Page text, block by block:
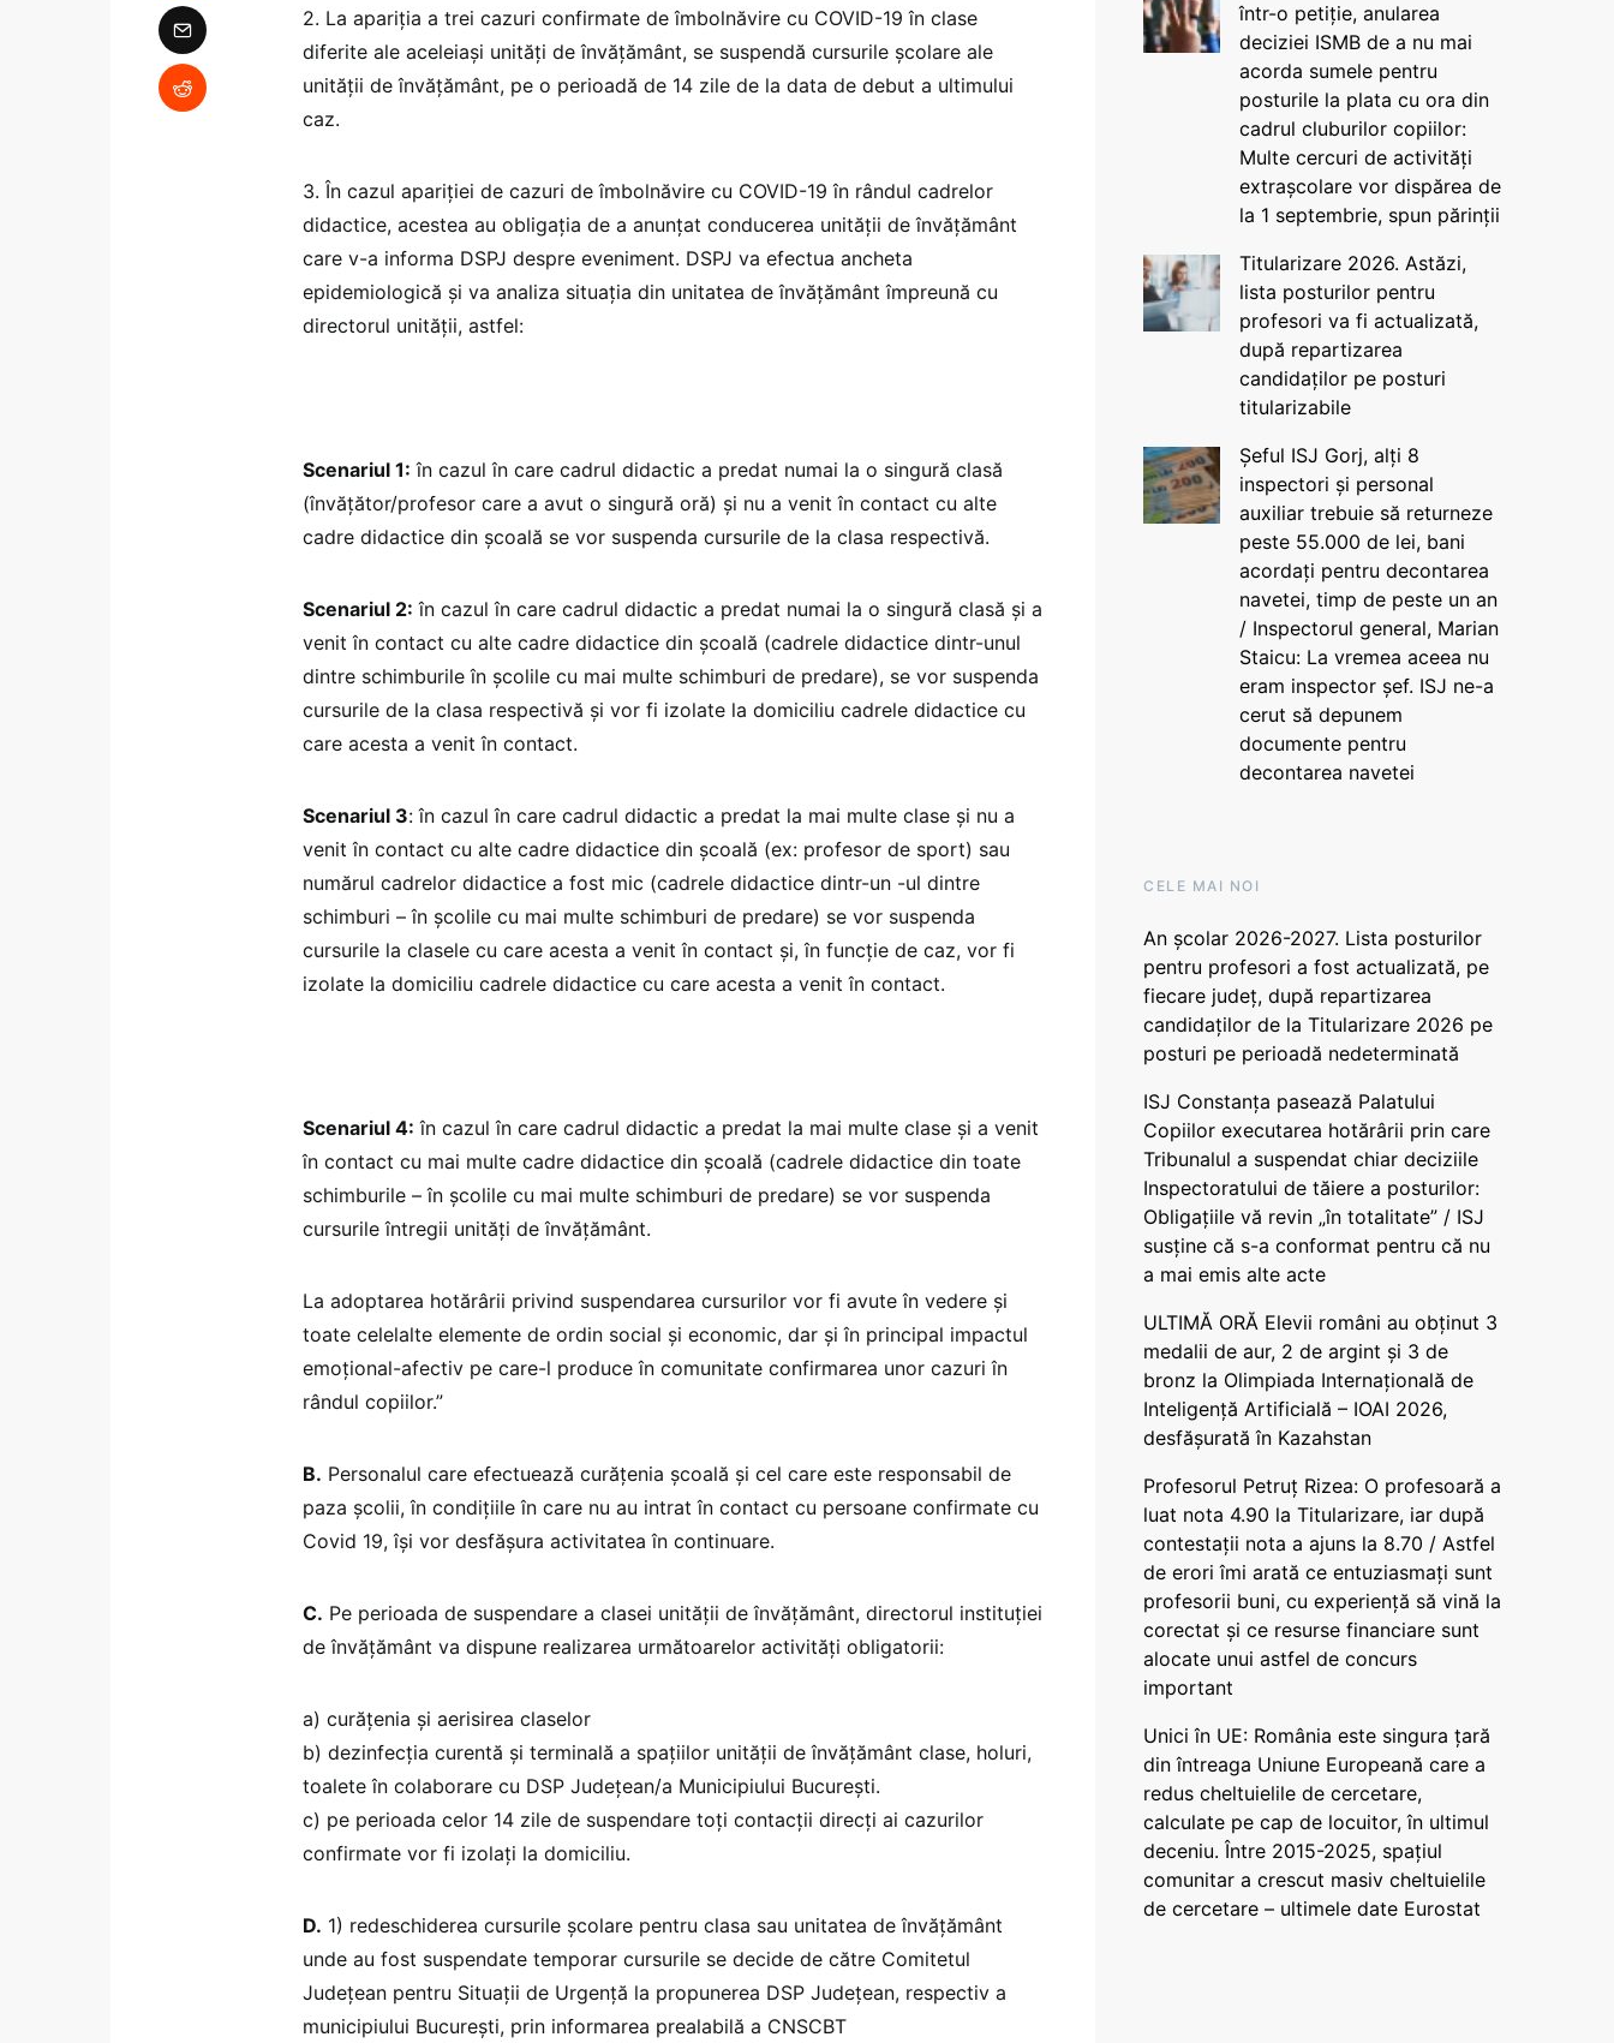
2. La apariția a trei cazuri confirmate de îmbolnăvire cu COVID-19 în clase
diferite ale aceleiași unități de învățământ, se suspendă cursurile școlare ale
unității de învățământ, pe o perioadă de 14 zile de la data de debut a ultimului
caz.
3. În cazul apariției de cazuri de îmbolnăvire cu COVID-19 în rândul cadrelor
didactice, acestea au obligația de a anunțat conducerea unității de învățământ
care v-a informa DSPJ despre eveniment. DSPJ va efectua ancheta
epidemiologică și va analiza situația din unitatea de învățământ împreună cu
directorul unității, astfel:
Scenariul 1: în cazul în care cadrul didactic a predat numai la o singură clasă
(învățător/profesor care a avut o singură oră) şi nu a venit în contact cu alte
cadre didactice din școală se vor suspenda cursurile de la clasa respectivă.
Scenariul 2: în cazul în care cadrul didactic a predat numai la o singură clasă și a
venit în contact cu alte cadre didactice din școală (cadrele didactice dintr-unul
dintre schimburile în școlile cu mai multe schimburi de predare), se vor suspenda
cursurile de la clasa respectivă și vor fi izolate la domiciliu cadrele didactice cu
care acesta a venit în contact.
Scenariul 3: în cazul în care cadrul didactic a predat la mai multe clase și nu a
venit în contact cu alte cadre didactice din școală (ex: profesor de sport) sau
numărul cadrelor didactice a fost mic (cadrele didactice dintr-un -ul dintre
schimburi – în școlile cu mai multe schimburi de predare) se vor suspenda
cursurile la clasele cu care acesta a venit în contact și, în funcție de caz, vor fi
izolate la domiciliu cadrele didactice cu care acesta a venit în contact.
Scenariul 4: în cazul în care cadrul didactic a predat la mai multe clase și a venit
în contact cu mai multe cadre didactice din școală (cadrele didactice din toate
schimburile – în școlile cu mai multe schimburi de predare) se vor suspenda
cursurile întregii unități de învățământ.
La adoptarea hotărârii privind suspendarea cursurilor vor fi avute în vedere și
toate celelalte elemente de ordin social și economic, dar și în principal impactul
emoțional-afectiv pe care-l produce în comunitate confirmarea unor cazuri în
rândul copiilor.”
B. Personalul care efectuează curățenia școală și cel care este responsabil de
paza școlii, în condițiile în care nu au intrat în contact cu persoane confirmate cu
Covid 19, își vor desfășura activitatea în continuare.
C. Pe perioada de suspendare a clasei unității de învățământ, directorul instituției
de învățământ va dispune realizarea următoarelor activități obligatorii:
a) curățenia și aerisirea claselor
b) dezinfecția curentă și terminală a spațiilor unității de învățământ clase, holuri,
toalete în colaborare cu DSP Județean/a Municipiului București.
c) pe perioada celor 14 zile de suspendare toți contacții direcți ai cazurilor
confirmate vor fi izolați la domiciliu.
D. 1) redeschiderea cursurile școlare pentru clasa sau unitatea de învățământ
unde au fost suspendate temporar cursurile se decide de către Comitetul
Județean pentru Situații de Urgență la propunerea DSP Județean, respectiv a
municipiului București, prin informarea prealabilă a CNSCBT
într-o petiție, anularea
deciziei ISMB de a nu mai
acorda sumele pentru
posturile la plata cu ora din
cadrul cluburilor copiilor:
Multe cercuri de activități
extrașcolare vor dispărea de
la 1 septembrie, spun părinții
Titularizare 2026. Astăzi,
lista posturilor pentru
profesori va fi actualizată,
după repartizarea
candidaților pe posturi
titularizabile
Șeful ISJ Gorj, alți 8
inspectori și personal
auxiliar trebuie să returneze
peste 55.000 de lei, bani
acordați pentru decontarea
navetei, timp de peste un an
/ Inspectorul general, Marian
Staicu: La vremea aceea nu
eram inspector șef. ISJ ne-a
cerut să depunem
documente pentru
decontarea navetei
CELE MAI NOI
An școlar 2026-2027. Lista posturilor
pentru profesori a fost actualizată, pe
fiecare județ, după repartizarea
candidaților de la Titularizare 2026 pe
posturi pe perioadă nedeterminată
ISJ Constanța pasează Palatului
Copiilor executarea hotărârii prin care
Tribunalul a suspendat chiar deciziile
Inspectoratului de tăiere a posturilor:
Obligațiile vă revin „în totalitate” / ISJ
susține că s-a conformat pentru că nu
a mai emis alte acte
ULTIMĂ ORĂ Elevii români au obținut 3
medalii de aur, 2 de argint și 3 de
bronz la Olimpiada Internațională de
Inteligență Artificială – IOAI 2026,
desfășurată în Kazahstan
Profesorul Petruț Rizea: O profesoară a
luat nota 4.90 la Titularizare, iar după
contestații nota a ajuns la 8.70 / Astfel
de erori îmi arată ce entuziasmați sunt
profesorii buni, cu experiență să vină la
corectat și ce resurse financiare sunt
alocate unui astfel de concurs
important
Unici în UE: România este singura țară
din întreaga Uniune Europeană care a
redus cheltuielile de cercetare,
calculate pe cap de locuitor, în ultimul
deceniu. Între 2015-2025, spațiul
comunitar a crescut masiv cheltuielile
de cercetare – ultimele date Eurostat